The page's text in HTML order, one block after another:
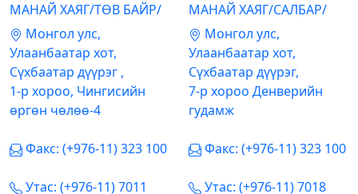
МАНАЙ ХАЯГ/ТӨВ БАЙР/
Mонгол улс,
Улаанбаатар хот,
Сүхбаатар дүүрэг ,
1-р хороо, Чингисийн
өргөн чөлөө-4
Факс: (+976-11) 323 100
Утас: (+976-11) 7011
МАНАЙ ХАЯГ/САЛБАР/
Mонгол улс,
Улаанбаатар хот,
Сүхбаатар дүүрэг,
7-р хороо Денверийн
гудамж
Факс: (+976-11) 323 100
Утас: (+976-11) 7018